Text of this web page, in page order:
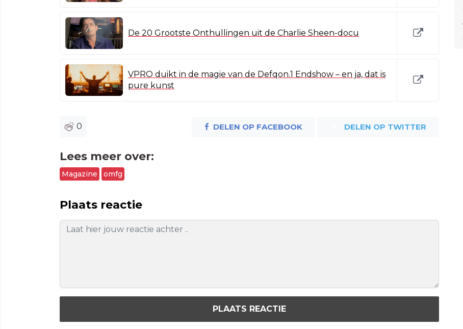
De 20 Grootste Onthullingen uit de Charlie Sheen-docu
VPRO duikt in de magie van de Defqon.1 Endshow – en ja, dat is
pure kunst
0 DELEN OP FACEBOOK DELEN OP TWITTER
Lees meer over:
Magazine omfg
Plaats reactie
PLAATS REACTIE